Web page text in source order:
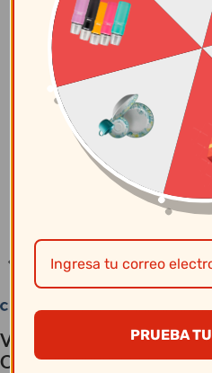
Vajillas Corona – Plato
Orion Pa1940892912
PRUEBA